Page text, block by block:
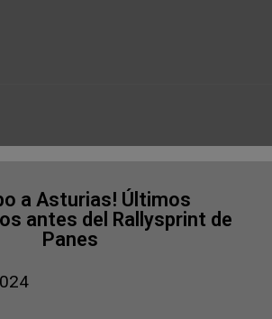
a Asturias! Últimos
antes del Rallysprint de
Panes